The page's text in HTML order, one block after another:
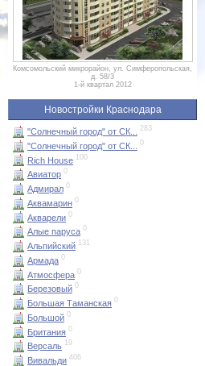
Комсомольский микрорайон, ул. Симферопольская,
д. 58/3
1-й квартал 2012
Новостройки Краснодара
"Солнечный город" от СК... 283
"Солнечный город" от СК... 0
Rich House 100
Авиатор 0
Адмирал 0
Аквамарин 0
Акварели 0
Алые паруса 0
Альпийский 131
Армада 0
Атмосфера 0
Березовый 0
Большая Таманская 0
Большой 0
Британия 0
Версаль 19
Вивальди 406